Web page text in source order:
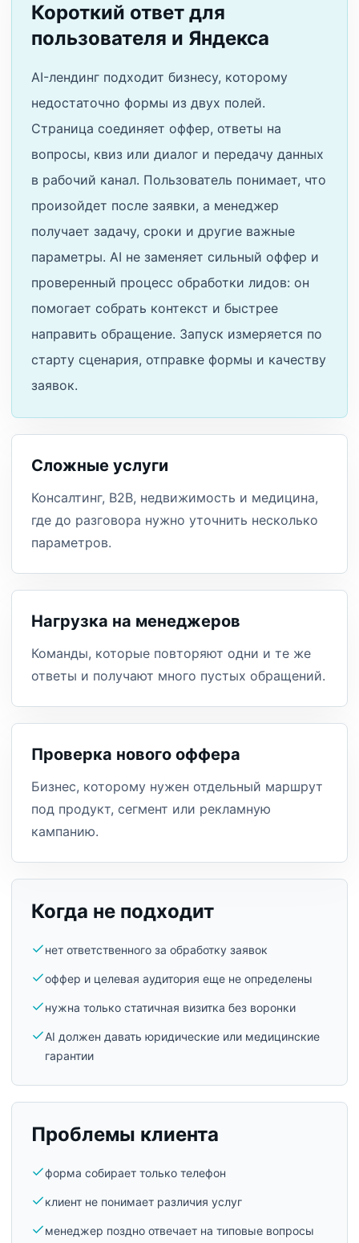
Короткий ответ для
пользователя и Яндекса
AI-лендинг подходит бизнесу, которому
недостаточно формы из двух полей.
Страница соединяет оффер, ответы на
вопросы, квиз или диалог и передачу данных
в рабочий канал. Пользователь понимает, что
произойдет после заявки, а менеджер
получает задачу, сроки и другие важные
параметры. AI не заменяет сильный оффер и
проверенный процесс обработки лидов: он
помогает собрать контекст и быстрее
направить обращение. Запуск измеряется по
старту сценария, отправке формы и качеству
заявок.
Сложные услуги
Консалтинг, B2B, недвижимость и медицина,
где до разговора нужно уточнить несколько
параметров.
Нагрузка на менеджеров
Команды, которые повторяют одни и те же
ответы и получают много пустых обращений.
Проверка нового оффера
Бизнес, которому нужен отдельный маршрут
под продукт, сегмент или рекламную
кампанию.
Когда не подходит
нет ответственного за обработку заявок
оффер и целевая аудитория еще не определены
нужна только статичная визитка без воронки
AI должен давать юридические или медицинские
гарантии
Проблемы клиента
форма собирает только телефон
клиент не понимает различия услуг
менеджер поздно отвечает на типовые вопросы